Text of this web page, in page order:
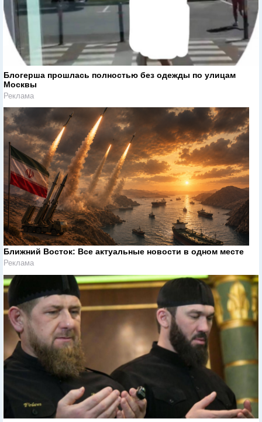
Блогерша прошлась полностью без одежды по улицам
Москвы
Реклама
Ближний Восток: Все актуальные новости в одном месте
Реклама